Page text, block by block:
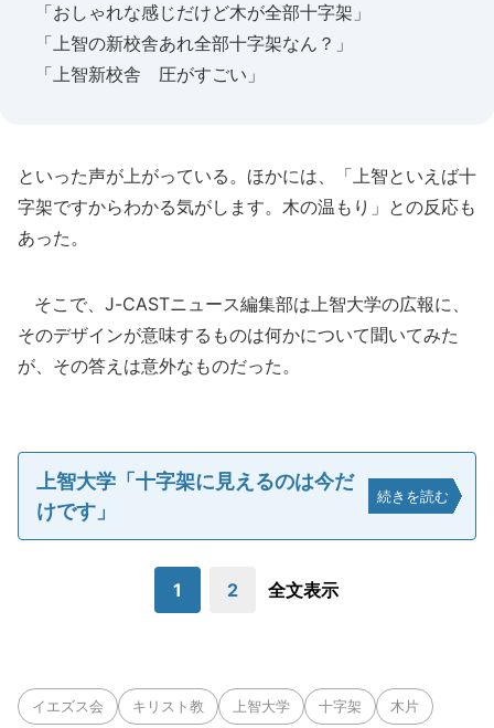
「おしゃれな感じだけど木が全部十字架」
「上智の新校舎あれ全部十字架なん？」
「上智新校舎 圧がすごい」
といった声が上がっている。ほかには、「上智といえば十
字架ですからわかる気がします。木の温もり」との反応も
あった。
そこで、J-CASTニュース編集部は上智大学の広報に、
そのデザインが意味するものは何かについて聞いてみた
が、その答えは意外なものだった。
上智大学「十字架に見えるのは今だ
けです」
続きを読む
1 2 全文表示
イエズス会 キリスト教 上智大学 十字架 木片